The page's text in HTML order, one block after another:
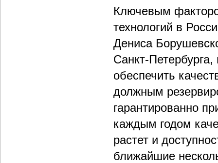
Ключевым
технологий в
Дениса
Санкт-
обеспечить
должным
гарантированно
каждым годом
растет и
ближайшие